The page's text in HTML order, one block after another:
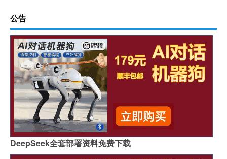
公告
DeepSeek全套部署资料免费下载